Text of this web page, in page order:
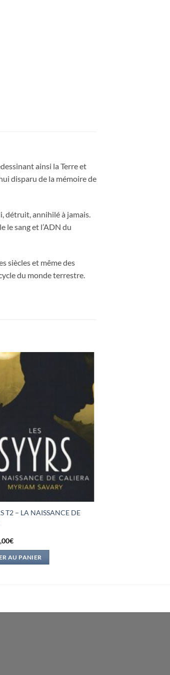
ainsi la Terre et
disparu de la mémoire de
détruit, annihilé à jamais.
le sang et l’ADN du
siècles et même des
du monde terrestre.
T2 – LA NAISSANCE DE
prix
:
€Le
actuel
est :
AU PANIER